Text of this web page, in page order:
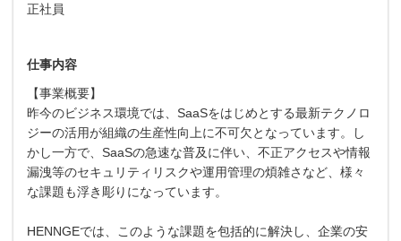
正社員
仕事内容
【事業概要】
昨今のビジネス環境では、SaaSをはじめとする最新テクノロ
ジーの活用が組織の生産性向上に不可欠となっています。し
かし一方で、SaaSの急速な普及に伴い、不正アクセスや情報
漏洩等のセキュリティリスクや運用管理の煩雑さなど、様々
な課題も浮き彫りになっています。
HENNGEでは、このような課題を包括的に解決し、企業の安